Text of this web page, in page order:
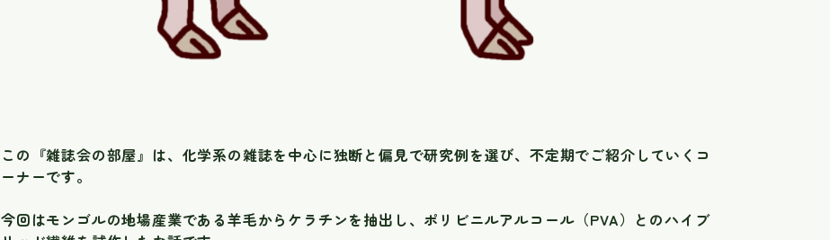
この『雑誌会の部屋』は、化学系の雑誌を中心に独断と偏見で研究例を選び、不定期でご紹介していくコ
ーナーです。
今回はモンゴルの地場産業である羊毛からケラチンを抽出し、ポリビニルアルコール（PVA）とのハイブ